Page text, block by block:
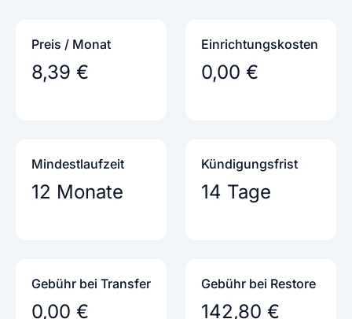
Preis / Monat
8,39 €
Einrichtungs­kosten
0,00 €
Mindestlaufzeit
12 Monate
Kündigungs­frist
14 Tage
Gebühr bei Transfer
0,00 €
Gebühr bei Restore
142,80 €